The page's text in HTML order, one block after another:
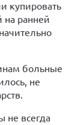
купировать
на ранней
больные
не
не всегда